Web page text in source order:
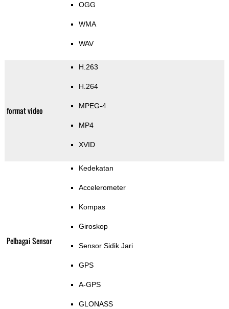
OGG
WMA
WAV
format video
H.263
H.264
MPEG-4
MP4
XVID
Pelbagai Sensor
Kedekatan
Accelerometer
Kompas
Giroskop
Sensor Sidik Jari
GPS
A-GPS
GLONASS